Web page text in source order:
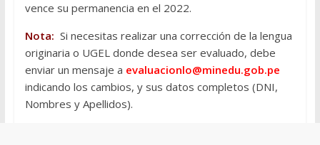
vence su permanencia en el 2022.
Nota: Si necesitas realizar una corrección de la lengua
originaria o UGEL donde desea ser evaluado, debe
enviar un mensaje a evaluacionlo@minedu.gob.pe
indicando los cambios, y sus datos completos (DNI,
Nombres y Apellidos).